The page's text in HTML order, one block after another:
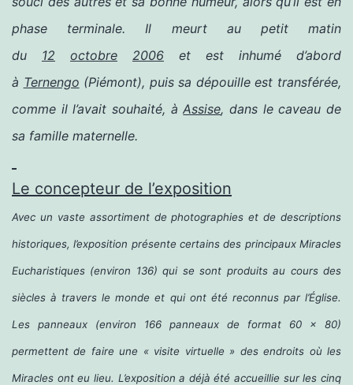
phase terminale. Il meurt au petit matin
du 12 octobre 2006 et est inhumé d’abord
à Ternengo (Piémont), puis sa dépouille est transférée,
comme il l’avait souhaité, àAssise, dans le caveau de
sa famille maternelle.
Le concepteur de l’exposition
Avec un vaste assortiment de photographies et de descriptions
historiques, l’exposition présente certains des principaux Miracles
Eucharistiques (environ 136) qui se sont produits au cours des
siècles à travers le monde et qui ont été reconnus par l’Église.
Les panneaux (environ 166 panneaux de format 60 x 80)
permettent de faire une « visite virtuelle » des endroits où les
Miracles ont eu lieu. L’exposition a déjà été accueillie sur les cinq